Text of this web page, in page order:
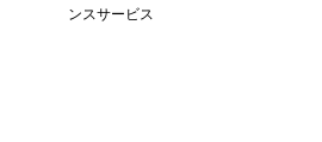
ンスサービス